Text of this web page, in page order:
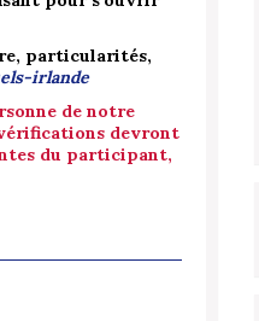
particularités,
irlande
de notre
devront
du participant,